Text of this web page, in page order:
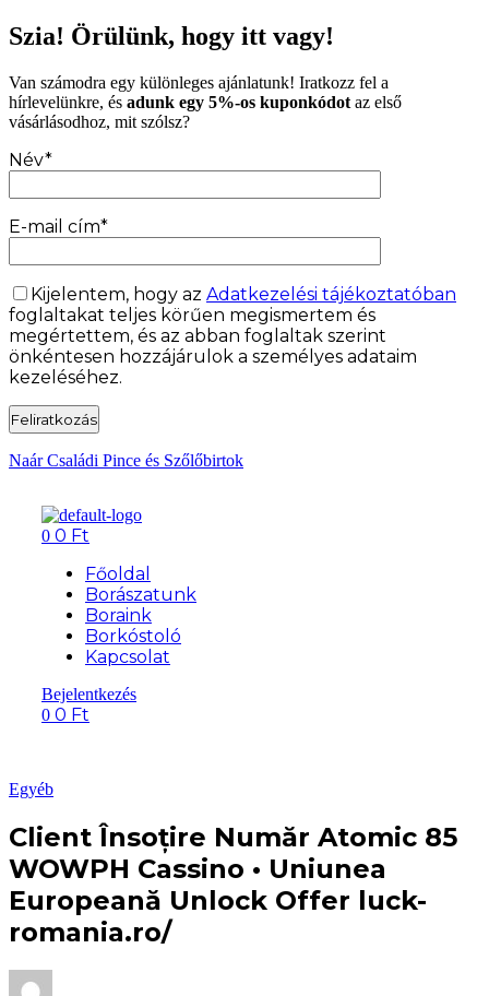
Szia! Örülünk, hogy itt vagy!
Van számodra egy különleges ajánlatunk! Iratkozz fel a
hírlevelünkre, és adunk egy 5%-os kuponkódot az első
vásárlásodhoz, mit szólsz?
Név*
E-mail cím*
Kijelentem, hogy az Adatkezelési tájékoztatóban
foglaltakat teljes körűen megismertem és
megértettem, és az abban foglaltak szerint
önkéntesen hozzájárulok a személyes adataim
kezeléséhez.
Naár Családi Pince és Szőlőbirtok
Menü
0 0 Ft
Főoldal
Borászatunk
Boraink
Borkóstoló
Kapcsolat
Bejelentkezés
0 0 Ft
Kategóriák
Egyéb
Client Însoțire Număr Atomic 85
WOWPH Cassino • Uniunea
Europeană Unlock Offer luck-
romania.ro/